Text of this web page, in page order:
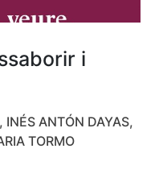
i
INÉS ANTÓN DAYAS,
TORMO